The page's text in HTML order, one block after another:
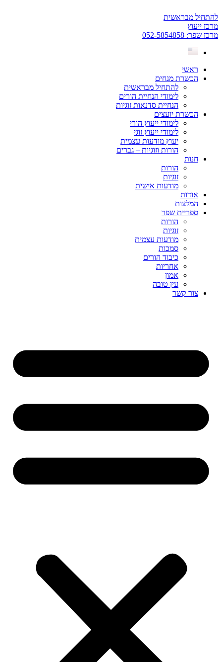
לתוכן
להתחיל מבראשית
מרכז ייעוץ
מרכז שפר: 052-5854858
ראשי
הכשרת מנחים
להתחיל מבראשית
לימודי הנחיית הורים
הנחיית סדנאות זוגיות
הכשרת יועצים
לימודי ייעוץ הורי
לימודי ייעוץ זוגי
יעוץ מודעות עצמית
הורות וזוגיות – גברים
חנות
הורות
זוגיות
מודעות אישית
אודות
המלצות
ספריית שפר
הורות
זוגיות
מודעות עצמית
סמכות
כיבוד הורים
אחריות
אמון
עין טובה
צור קשר